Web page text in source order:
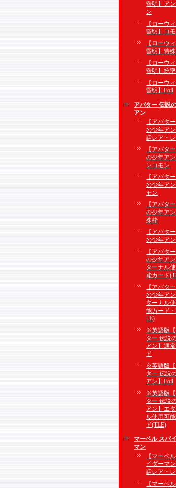
昏明】ア
ン
【ローウ
昏明】コ
【ローウ
昏明】特
【ローウ
昏明】統
【ローウ
昏明】Foil
アバター 伝説
アン
【アバタ
の少年ア
話レア・
【アバタ
の少年ア
ンコモン
【アバタ
の少年アン
モン
【アバタ
の少年ア
殊枠
【アバタ
の少年ア
【アバタ
の少年ア
ターナル
能カード
【アバタ
の少年ア
ターナル
能カード
LE)
※英語版
ター 伝説
アン】通
ド
※英語版
ター 伝説
アン】Foil
※英語版
ター 伝説
アン】エ
ル使用可
ド(TLE)
マーベル スパ
マン
【マーベ
イダーマ
話レア・
【マーベ